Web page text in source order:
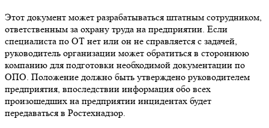
Этот документ может разрабатываться штатным сотрудником,
ответственным за охрану труда на предприятии. Если
специалиста по ОТ нет или он не справляется с задачей,
руководитель организации может обратиться в стороннюю
компанию для подготовки необходимой документации по
ОПО. Положение должно быть утверждено руководителем
предприятия, впоследствии информация обо всех
произошедших на предприятии инцидентах будет
передаваться в Ростехнадзор.